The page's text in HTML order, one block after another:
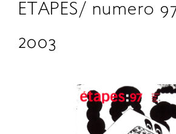
SCHOLARSHIP
ETAPES/ numero
2003